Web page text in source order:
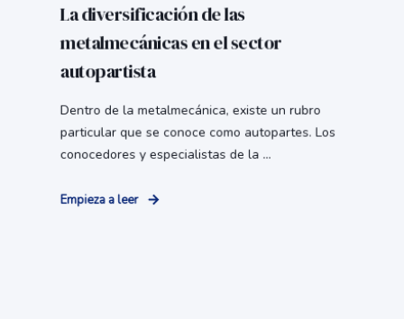
La diversificación de las
metalmecánicas en el sector
autopartista
Dentro de la metalmecánica, existe un rubro
particular que se conoce como autopartes. Los
conocedores y especialistas de la ...
Empieza a leer